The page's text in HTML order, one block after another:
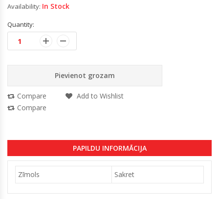
Availability: In Stock
Quantity:
Pievienot grozam
Compare
Add to Wishlist
Compare
PAPILDU INFORMĀCIJA
Zīmols Sakret